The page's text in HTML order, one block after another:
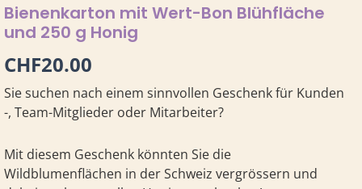
Bienenkarton mit Wert-Bon Blühfläche
und 250 g Honig
CHF20.00
Sie suchen nach einem sinnvollen Geschenk für Kunden
-, Team-Mitglieder oder Mitarbeiter?
Mit diesem Geschenk könnten Sie die
Wildblumenflächen in der Schweiz vergrössern und
und
250
Honig
Menge